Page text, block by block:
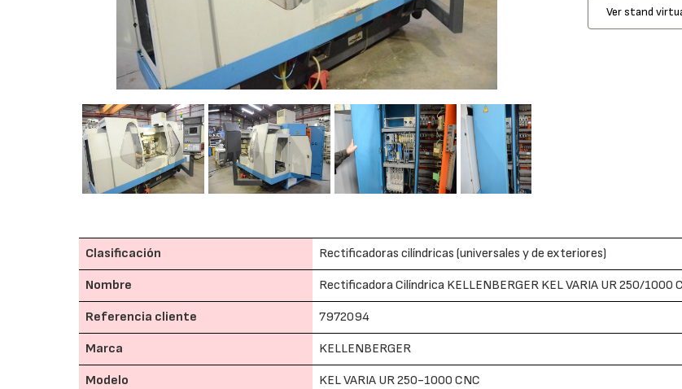
Ver stand
Clasificación Rectificadoras cilíndricas (universales y de exteriores)
Nombre Rectificadora Cilíndrica KELLENBERGER KEL VARIA UR 250/1000
Referencia cliente 7972094
Marca KELLENBERGER
Modelo KEL VARIA UR 250-1000 CNC